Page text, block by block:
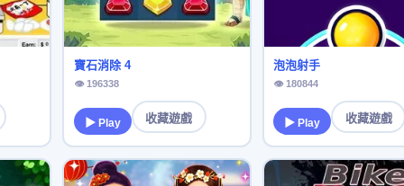
寶石消除 4
👁 196338
▶ Play 收藏遊戲
泡泡射手
👁 180844
▶ Play 收藏遊戲